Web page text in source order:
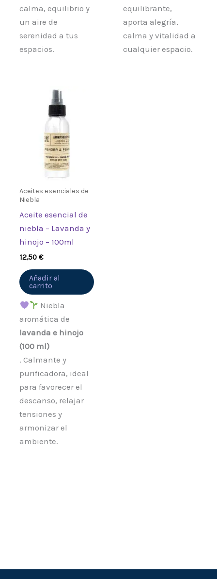
calma, equilibrio y
un aire de
serenidad a tus
espacios.
equilibrante,
aporta alegría,
calma y vitalidad a
cualquier espacio.
Aceites esenciales de
Niebla
Aceite esencial de
niebla – Lavanda y
hinojo – 100ml
12,50€
Añadir al
carrito
Niebla
aromática de
lavanda e hinojo
(100 ml)
. Calmante y
purificadora, ideal
para favorecer el
descanso, relajar
tensiones y
armonizar el
ambiente.